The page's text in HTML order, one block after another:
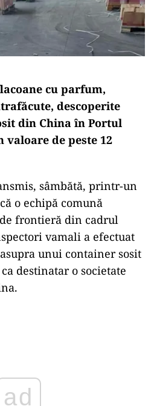
cu parfum,
descoperite
din China în Portul
valoare de peste 12
sâmbătă, printr-un
o echipă comună
frontieră din cadrul
vamali a efectuat
unui container sosit
destinatar o societate